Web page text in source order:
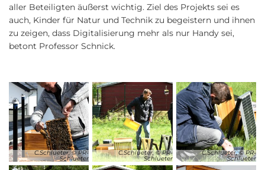
aller Beteiligten äußerst wichtig. Ziel des Projekts sei es
auch, Kinder für Natur und Technik zu begeistern und ihnen
zu zeigen, dass Digitalisierung mehr als nur Handy sei,
betont Professor Schnick.
C.Schlueter, © PR-
Schlueter
C.Schlueter, © PR-
Schlueter
C.Schlueter, © PR-
Schlueter